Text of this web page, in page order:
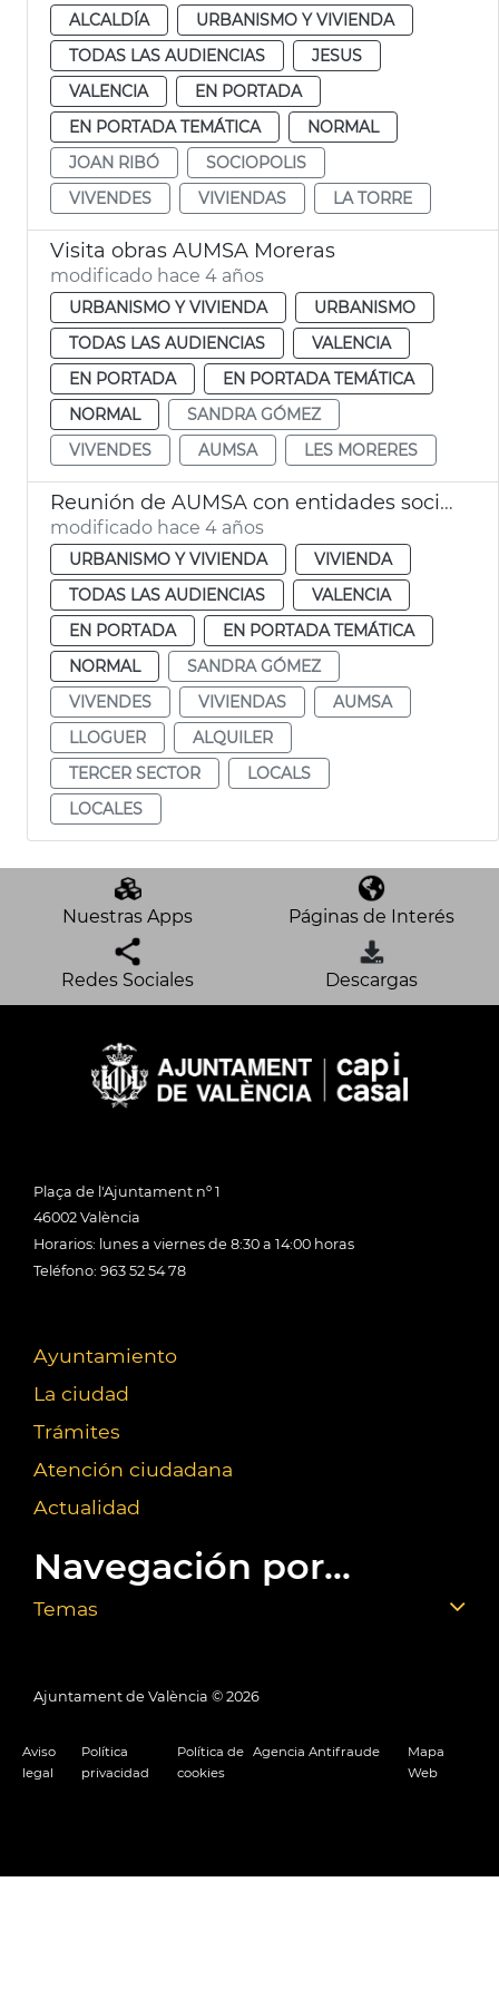
ALCALDÍA
URBANISMO Y VIVIENDA
TODAS LAS AUDIENCIAS
JESUS
VALENCIA
EN PORTADA
EN PORTADA TEMÁTICA
NORMAL
JOAN RIBÓ
SOCIOPOLIS
VIVENDES
VIVIENDAS LA TORRE
Visita obras AUMSA Moreras
modificado hace 4 años
URBANISMO Y VIVIENDA
URBANISMO
TODAS LAS AUDIENCIAS
VALENCIA
EN PORTADA
EN PORTADA TEMÁTICA
NORMAL
SANDRA GÓMEZ
VIVENDES
AUMSA LES MORERES
Reunión de AUMSA con entidades sociales
modificado hace 4 años
URBANISMO Y VIVIENDA
VIVIENDA
TODAS LAS AUDIENCIAS
VALENCIA
EN PORTADA
EN PORTADA TEMÁTICA
NORMAL
SANDRA GÓMEZ
VIVENDES
VIVIENDAS
AUMSA
LLOGUER
ALQUILER
TERCER SECTOR
LOCALS
LOCALES
Nuestras Apps Páginas de Interés
Redes Sociales Descargas
Plaça de l'Ajuntament nº 1
46002 València
Horarios: lunes a viernes de 8:30 a 14:00 horas
Teléfono: 963 52 54 78
Ayuntamiento
La ciudad
Trámites
Atención ciudadana
Actualidad
Navegación por...
Temas
Ajuntament de València © 2026
Aviso
legal
Política
privacidad
Política de
cookies
Agencia Antifraude
Mapa
Web